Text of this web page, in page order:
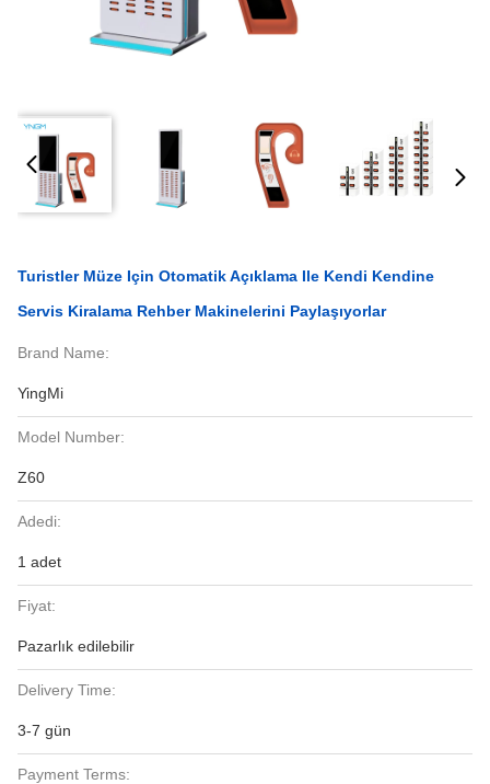
Turistler Müze Için Otomatik Açıklama Ile Kendi Kendine
Servis Kiralama Rehber Makinelerini Paylaşıyorlar
Brand Name:
YingMi
Model Number:
Z60
Adedi:
1 adet
Fiyat:
Pazarlık edilebilir
Delivery Time:
3-7 gün
Payment Terms: